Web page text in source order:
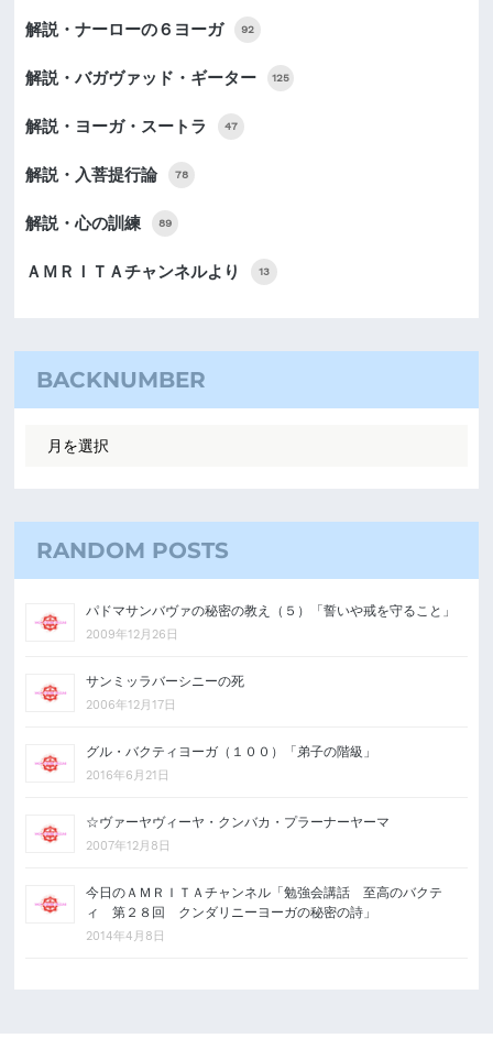
解説・ナーローの６ヨーガ 92
解説・バガヴァッド・ギーター 125
解説・ヨーガ・スートラ 47
解説・入菩提行論 78
解説・心の訓練 89
ＡＭＲＩＴＡチャンネルより 13
BACKNUMBER
RANDOM POSTS
パドマサンバヴァの秘密の教え（５）「誓いや戒を守ること」
2009年12月26日
サンミッラバーシニーの死
2006年12月17日
グル・バクティヨーガ（１００）「弟子の階級」
2016年6月21日
☆ヴァーヤヴィーヤ・クンバカ・プラーナーヤーマ
2007年12月8日
今日のＡＭＲＩＴＡチャンネル「勉強会講話 至高のバクテ
ィ 第２８回 クンダリニーヨーガの秘密の詩」
2014年4月8日